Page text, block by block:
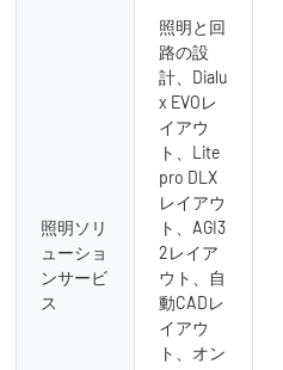
照明ソリ
ューショ
ンサービ
ス
照明と回
路の設
計、Dialu
x EVOレ
イアウ
ト、Lite
pro DLX
レイアウ
ト、AGI3
2レイア
ウト、自
動CADレ
イアウ
ト、オン